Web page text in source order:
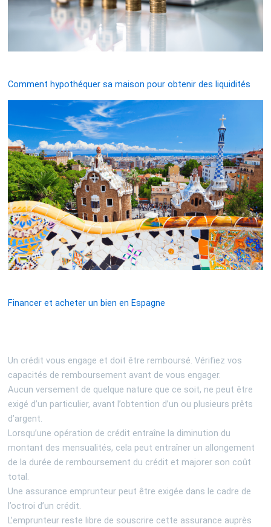
Comment hypothéquer sa maison pour obtenir des liquidités
Financer et acheter un bien en Espagne
Un crédit vous engage et doit être remboursé. Vérifiez vos
capacités de remboursement avant de vous engager.
Aucun versement de quelque nature que ce soit, ne peut être
exigé d’un particulier, avant l’obtention d’un ou plusieurs prêts
d’argent.
Lorsqu’une opération de crédit entraîne la diminution du
montant des mensualités, cela peut entraîner un allongement
de la durée de remboursement du crédit et majorer son coût
total.
Une assurance emprunteur peut être exigée dans le cadre de
l’octroi d’un crédit.
L’emprunteur reste libre de souscrire cette assurance auprès